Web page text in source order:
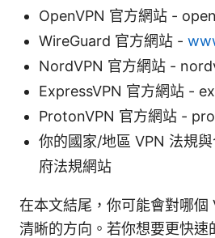
OpenVPN 官方網站 -
WireGuard 官方網站 -
NordVPN 官方網站 -
ExpressVPN 官方網站 -
ProtonVPN 官方網站 -
你的國家/地區 VPN 法規
府法規網站
在本文結尾，你可能會對哪個
清晰的方向。若你想要更快速